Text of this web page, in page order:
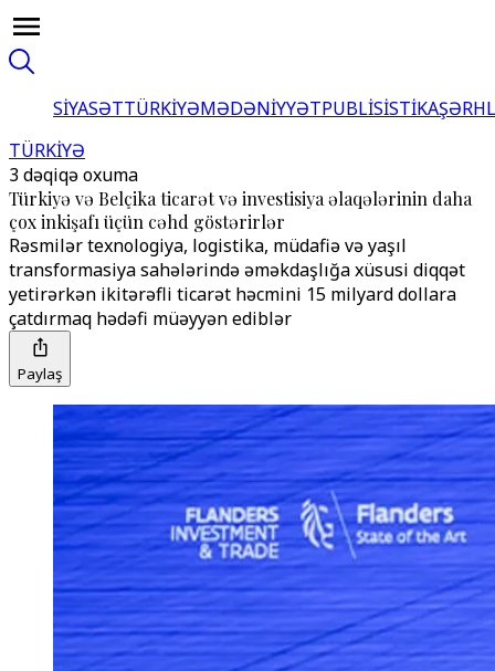
SİYASƏTTÜRKİYƏMƏDƏNİYYƏTPUBLİSİSTİKA
TÜRKİYƏ
3 dəqiqə oxuma
Türkiyə və Belçika ticarət və investisiya əlaqələrinin daha
çox inkişafı üçün cəhd göstərirlər
Rəsmilər texnologiya, logistika, müdafiə və yaşıl
transformasiya sahələrində əməkdaşlığa xüsusi diqqət
yetirərkən ikitərəfli ticarət həcmini 15 milyard dollara
çatdırmaq hədəfi müəyyən ediblər
Paylaş